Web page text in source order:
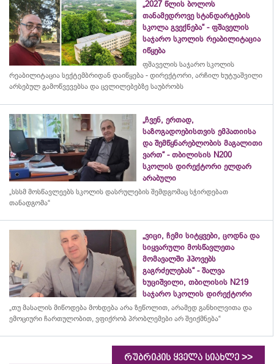
„2027 წლის ბოლოს
თანამედროვე სტანდარტების
სკოლა გვექნება“ - ფშაველის
საჯარო სკოლის რეაბილიტაცია
იწყება
ფშაველის საჯარო სკოლის
რეაბილიტაცია სექტემბრიდან დაიწყება - დირექტორი, არჩილ ხუტუაშვილი
არსებულ გამოწვევებსა და ცვლილებებზე საუბრობს
„ჩვენ, ერთად,
საზოგადოებისთვის ემპათიისა
და შემწყნარებლობის მაგალითი
ვართ“ - თბილისის N200
სკოლის დირექტორი ელდარ
არაბული
„სსსმ მოსწავლეებს სკოლის დასრულების შემდგომაც სჭირდებათ
თანადგომა“
„ვიცი, ჩემი სიტყვები, ცოდნა და
სიყვარული მოსწავლეთა
მომავალში ჰპოვებს
გაგრძელებას“ - შალვა
ხუციშვილი, თბილისის N219
საჯარო სკოლის დირექტორი
„თუ მასალის მიწოდება მოხდება არა ზეწოლით, არამედ განხილვითა და
ემოციური ჩართულობით, ვფიქრობ პრობლემები არ შეიქმნება“
რუბრიკის ყველა სიახლე >>